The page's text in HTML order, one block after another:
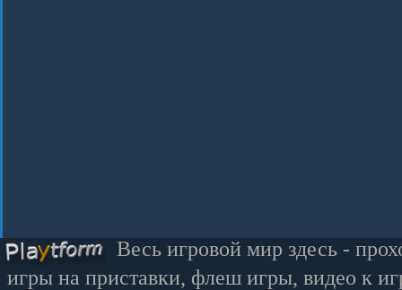
Весь игровой мир здесь -
игры на приставки, флеш игры, видео к